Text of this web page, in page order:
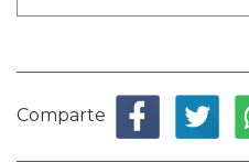
Comparte